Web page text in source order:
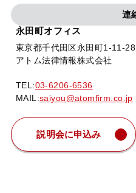
連
永田町オフィス
東京都千代田区永田町1-11-
アトム法律情報株式会社
TEL:03-6206-6536
MAIL:saiyou@atomfirm.co.jp
説明会に申込み